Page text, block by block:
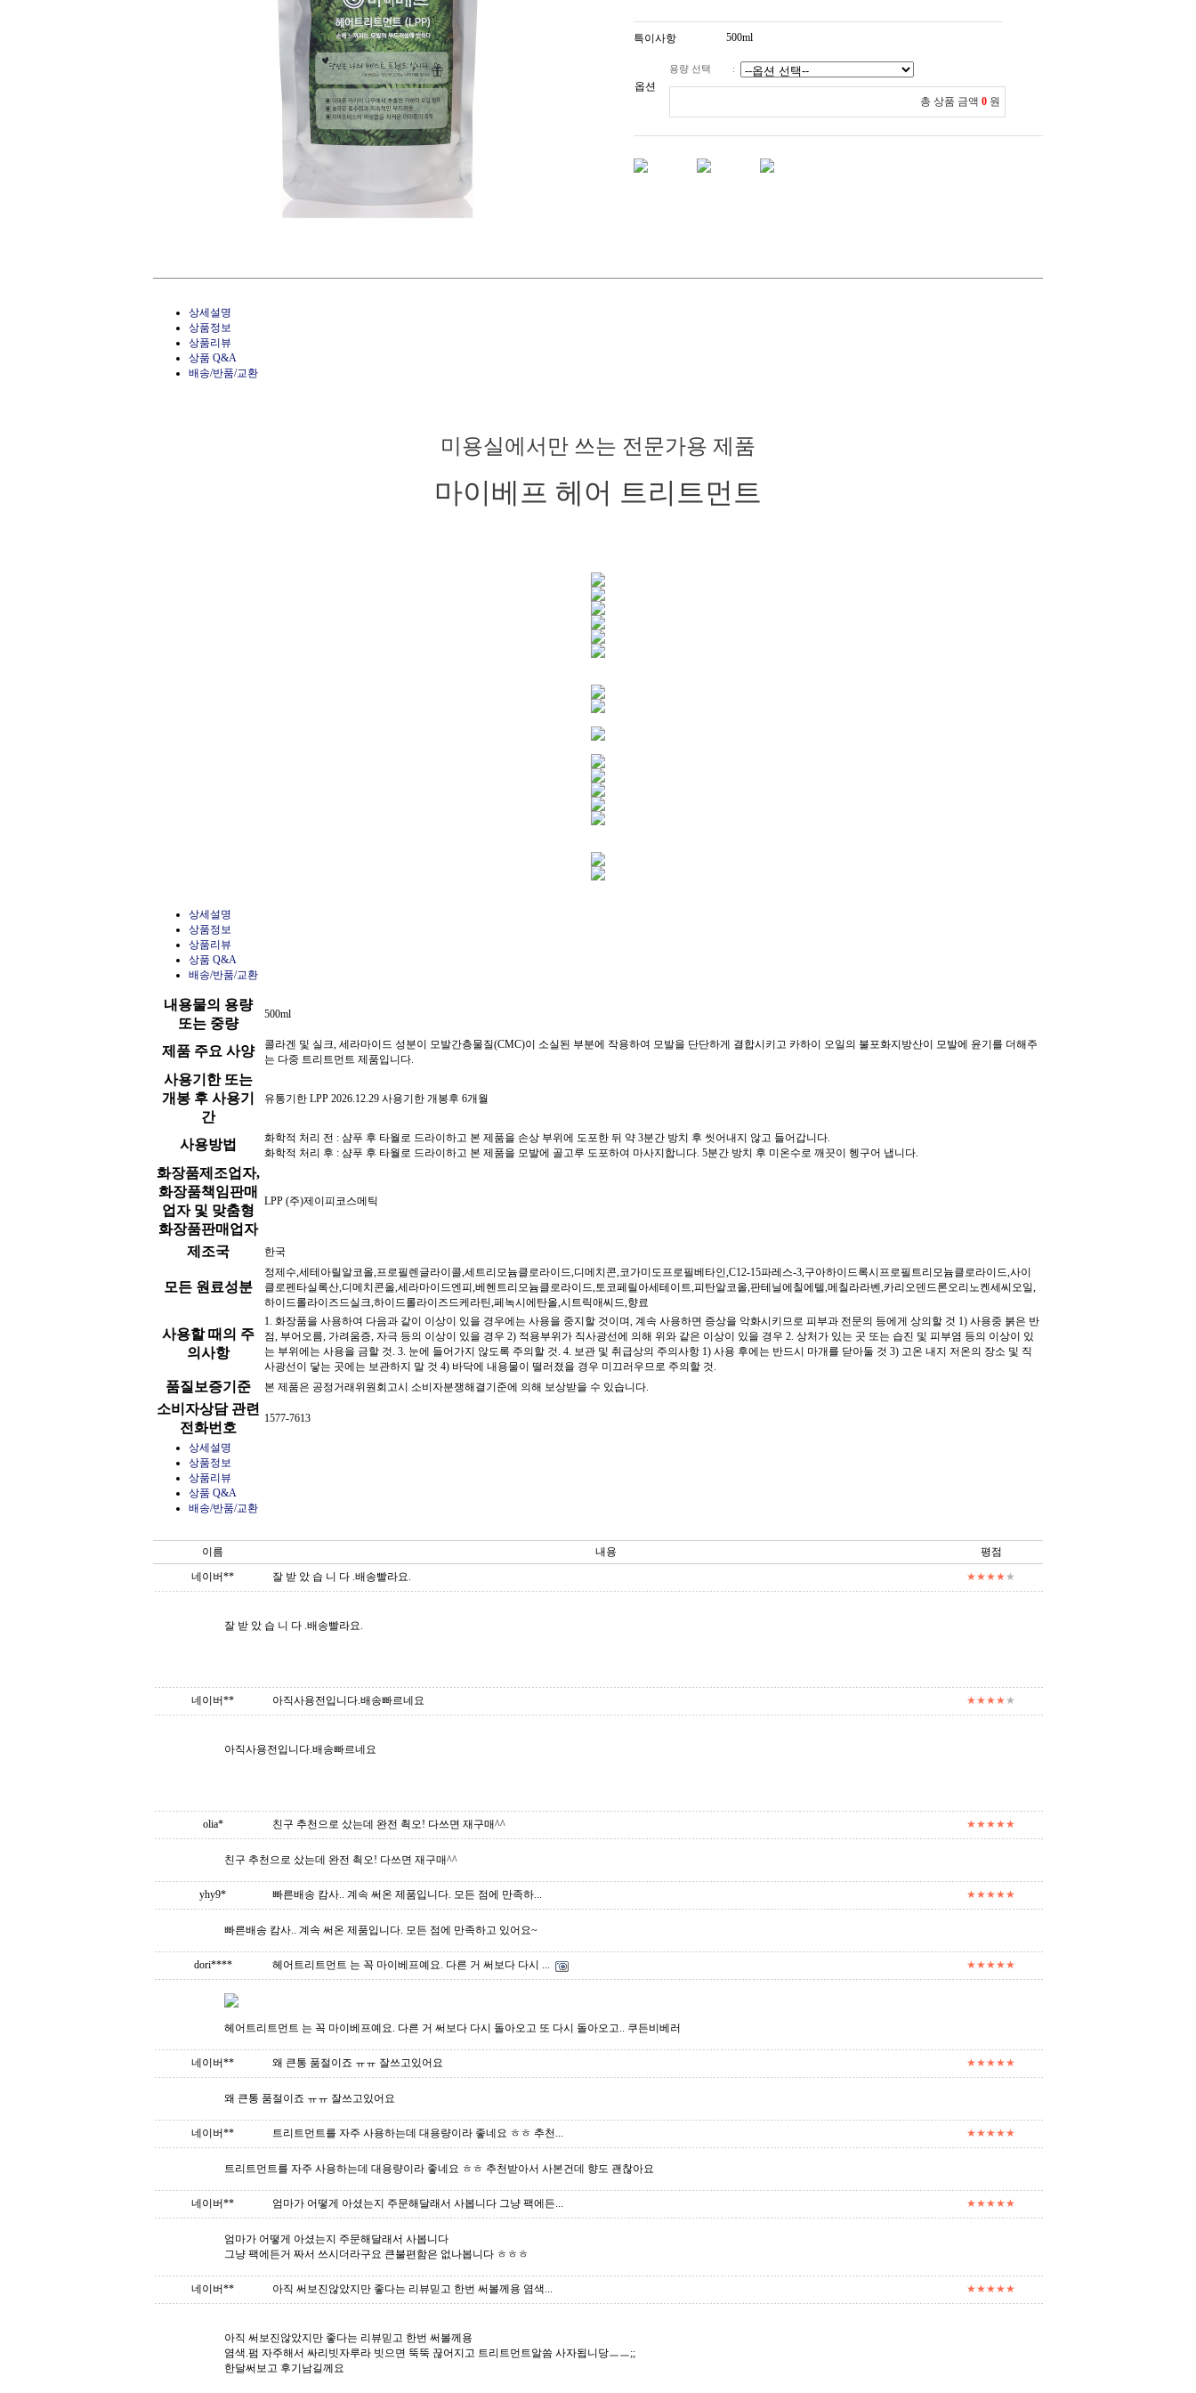
특이사항 500ml
옵션
용량 선택 :
총 상품 금액 0 원
상세설명
상품정보
상품리뷰
상품 Q&A
배송/반품/교환
미용실에서만 쓰는 전문가용 제품
마이베프 헤어 트리트먼트
상세설명
상품정보
상품리뷰
상품 Q&A
배송/반품/교환
내용물의 용량
또는 중량
500ml
제품 주요 사양
콜라겐 및 실크, 세라마이드 성분이 모발간층물질(CMC)이 소실된 부분에 작용하여 모발을 단단하게 결합시키고 카하이 오일의 불포화지방산이 모발에 윤기를 더해주
는 다중 트리트먼트 제품입니다.
사용기한 또는
개봉 후 사용기
간
유통기한 LPP 2026.12.29 사용기한 개봉후 6개월
사용방법
화학적 처리 전 : 샴푸 후 타월로 드라이하고 본 제품을 손상 부위에 도포한 뒤 약 3분간 방치 후 씻어내지 않고 들어갑니다.
화학적 처리 후 : 샴푸 후 타월로 드라이하고 본 제품을 모발에 골고루 도포하여 마사지합니다. 5분간 방치 후 미온수로 깨끗이 헹구어 냅니다.
화장품제조업자,
화장품책임판매
업자 및 맞춤형
화장품판매업자
LPP (주)제이피코스메틱
제조국 한국
모든 원료성분
정제수,세테아릴알코올,프로필렌글라이콜,세트리모늄클로라이드,디메치콘,코가미도프로필베타인,C12-15파레스-3,구아하이드록시프로필트리모늄클로라이드,사이
클로펜타실록산,디메치콘올,세라마이드엔피,베헨트리모늄클로라이드,토코페릴아세테이트,피탄알코올,판테닐에칠에텔,메칠라라벤,카리오덴드론오리노켄세씨오일,
하이드롤라이즈드실크,하이드롤라이즈드케라틴,페녹시에탄올,시트릭애씨드,향료
사용할 때의 주
의사항
1. 화장품을 사용하여 다음과 같이 이상이 있을 경우에는 사용을 중지할 것이며, 계속 사용하면 증상을 악화시키므로 피부과 전문의 등에게 상의할 것 1) 사용중 붉은 반
점, 부어오름, 가려움증, 자극 등의 이상이 있을 경우 2) 적용부위가 직사광선에 의해 위와 같은 이상이 있을 경우 2. 상처가 있는 곳 또는 습진 및 피부염 등의 이상이 있
는 부위에는 사용을 금할 것. 3. 눈에 들어가지 않도록 주의할 것. 4. 보관 및 취급상의 주의사항 1) 사용 후에는 반드시 마개를 닫아둘 것 3) 고온 내지 저온의 장소 및 직
사광선이 닿는 곳에는 보관하지 말 것 4) 바닥에 내용물이 떨러졌을 경우 미끄러우므로 주의할 것.
품질보증기준 본 제품은 공정거래위원회고시 소비자분쟁해결기준에 의해 보상받을 수 있습니다.
소비자상담 관련
전화번호
1577-7613
상세설명
상품정보
상품리뷰
상품 Q&A
배송/반품/교환
이름 내용
평점
네이버**
잘 받 았 습 니 다 .배송빨라요. ★★★★★
잘 받 았 습 니 다 .배송빨라요.
네이버** 아직사용전입니다.배송빠르네요 ★★★★★
아직사용전입니다.배송빠르네요
olia* 친구 추천으로 샀는데 완전 쵝오! 다쓰면 재구매^^ ★★★★★
친구 추천으로 샀는데 완전 쵝오! 다쓰면 재구매^^
yhy9* 빠른배송 캄사.. 계속 써온 제품입니다. 모든 점에 만족하... ★★★★★
빠른배송 캄사.. 계속 써온 제품입니다. 모든 점에 만족하고 있어요~
dori**** 헤어트리트먼트 는 꼭 마이베프예요. 다른 거 써보다 다시 ... ★★★★★
헤어트리트먼트 는 꼭 마이베프예요. 다른 거 써보다 다시 돌아오고 또 다시 돌아오고.. 쿠든비베러
네이버** 왜 큰통 품절이죠 ㅠㅠ 잘쓰고있어요 ★★★★★
왜 큰통 품절이죠 ㅠㅠ 잘쓰고있어요
네이버** 트리트먼트를 자주 사용하는데 대용량이라 좋네요 ㅎㅎ 추천... ★★★★★
트리트먼트를 자주 사용하는데 대용량이라 좋네요 ㅎㅎ 추천받아서 사본건데 향도 괜찮아요
네이버** 엄마가 어떻게 아셨는지 주문해달래서 사봅니다 그냥 팩에든... ★★★★★
엄마가 어떻게 아셨는지 주문해달래서 사봅니다
그냥 팩에든거 짜서 쓰시더라구요 큰불편함은 없나봅니다 ㅎㅎㅎ
네이버** 아직 써보진않았지만 좋다는 리뷰믿고 한번 써볼께용 염색... ★★★★★
아직 써보진않았지만 좋다는 리뷰믿고 한번 써볼께용
염색.펌 자주해서 싸리빗자루라 빗으면 뚝뚝 끊어지고 트리트먼트알씀 사자됩니당ㅡㅡ;;
한달써보고 후기남길께요